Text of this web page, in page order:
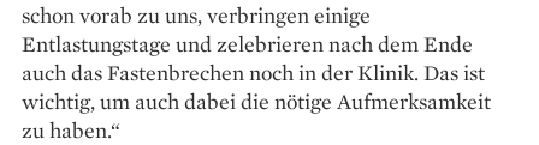
schon vorab zu uns, verbringen einige
Entlastungstage und zelebrieren nach dem Ende
auch das Fastenbrechen noch in der Klinik. Das ist
wichtig, um auch dabei die nötige Aufmerksamkeit
zu haben.“